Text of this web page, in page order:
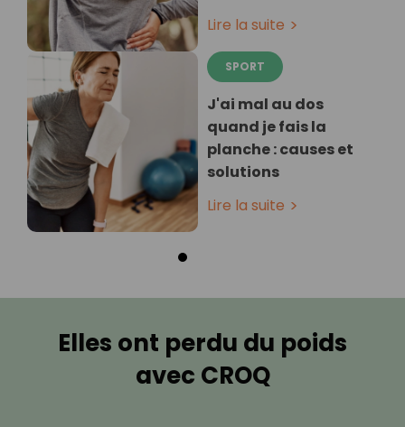
Lire la suite
SPORT
J'ai mal au dos
quand je fais la
planche : causes et
solutions
Lire la suite
Elles ont perdu du poids
avec CROQ